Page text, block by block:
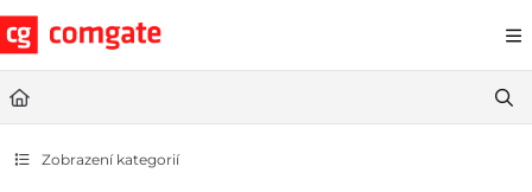
Documentation Index
Fetch the complete documentation index at: https://
Use this file to discover all available pages before exploring further.
Zobrazení kategorií